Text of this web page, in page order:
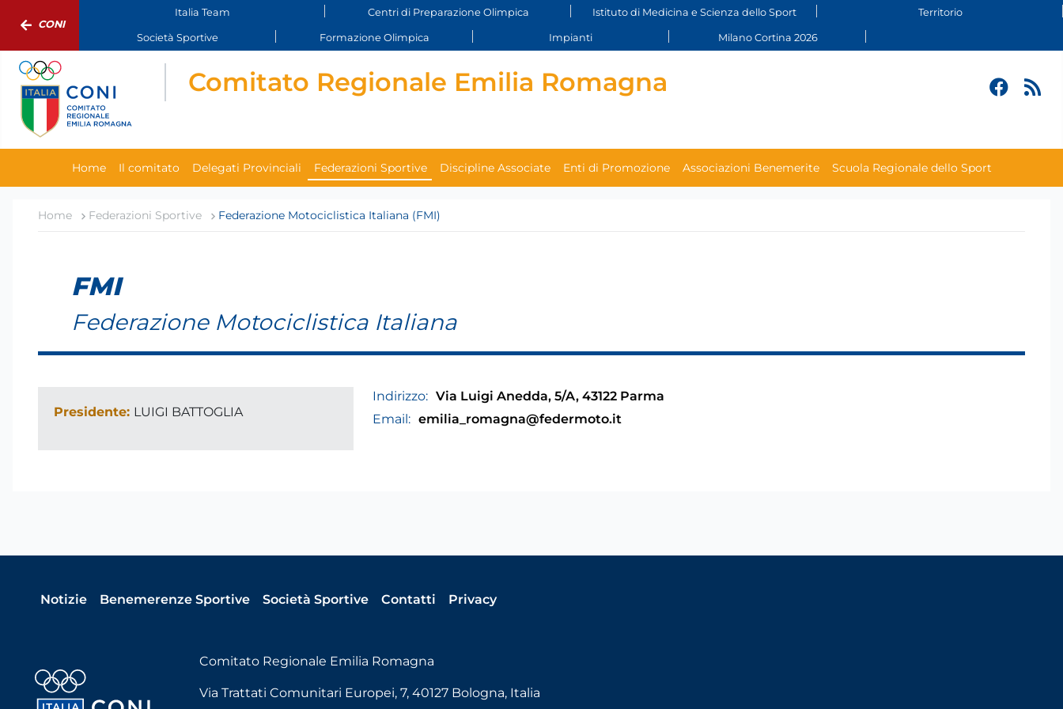
CONI
Italia Team Centri di Preparazione Olimpica Istituto di Medicina e Scienza dello Sport Territorio
Società Sportive Formazione Olimpica Impianti Milano Cortina 2026
Comitato Regionale Emilia Romagna
Home Il comitato Delegati Provinciali Federazioni Sportive Discipline Associate Enti di Promozione Associazioni Benemerite Scuola Regionale dello Sport
Home Federazioni Sportive Federazione Motociclistica Italiana (FMI)
FMI
Federazione Motociclistica Italiana
Presidente: LUIGI BATTOGLIA
Indirizzo: Via Luigi Anedda, 5/A, 43122 Parma
Email: emilia_romagna@federmoto.it
Notizie Benemerenze Sportive Società Sportive Contatti Privacy
Comitato Regionale Emilia Romagna
Via Trattati Comunitari Europei, 7, 40127 Bologna, Italia